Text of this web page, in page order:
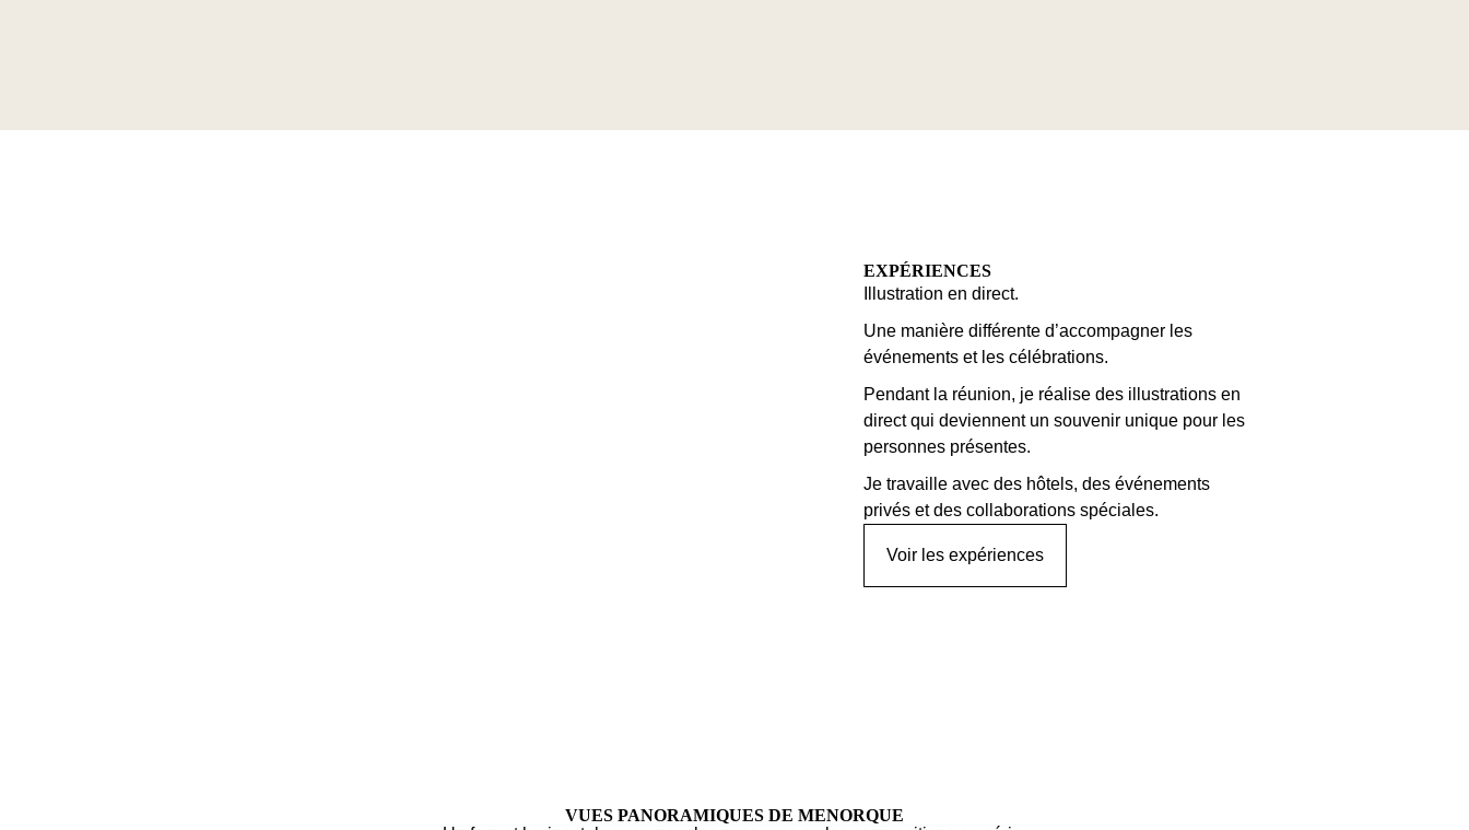
EXPÉRIENCES
Illustration en direct.
Une manière différente d’accompagner les
événements et les célébrations.
Pendant la réunion, je réalise des illustrations en
direct qui deviennent un souvenir unique pour les
personnes présentes.
Je travaille avec des hôtels, des événements
privés et des collaborations spéciales.
Voir les expériences
VUES PANORAMIQUES DE MENORQUE